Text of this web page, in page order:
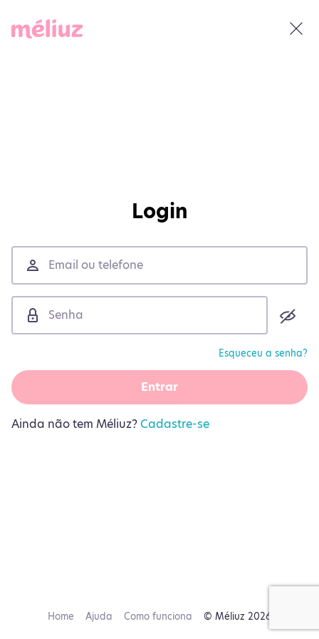
Login
Esqueceu a senha?
Entrar
Ainda não tem Méliuz? Cadastre-se
Home Ajuda Como funciona © Méliuz 2026